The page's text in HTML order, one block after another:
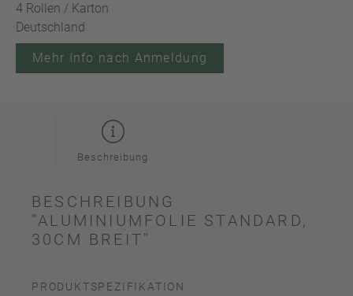
4 Rollen / Karton
Deutschland
Mehr Info nach Anmeldung
Beschreibung
BESCHREIBUNG
"ALUMINIUMFOLIE STANDARD,
30CM BREIT"
PRODUKTSPEZIFIKATION